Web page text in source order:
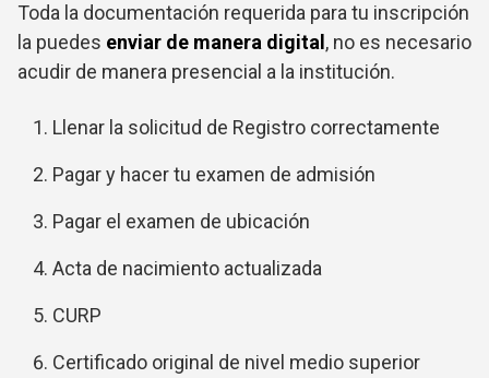
Toda la documentación requerida para tu inscripción
la puedes enviar de manera digital , no es necesario
acudir de manera presencial a la institución.
Llenar la solicitud de Registro correctamente
Pagar y hacer tu examen de admisión
Pagar el examen de ubicación
Acta de nacimiento actualizada
CURP
Certificado original de nivel medio superior